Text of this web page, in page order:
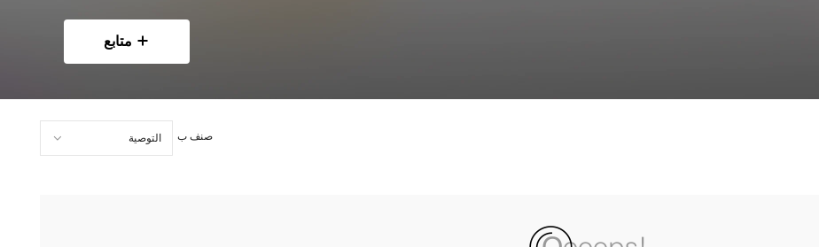
متابع
صنف ب